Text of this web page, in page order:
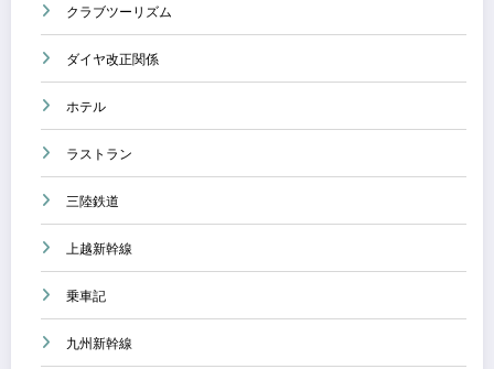
クラブツーリズム
ダイヤ改正関係
ホテル
ラストラン
三陸鉄道
上越新幹線
乗車記
九州新幹線